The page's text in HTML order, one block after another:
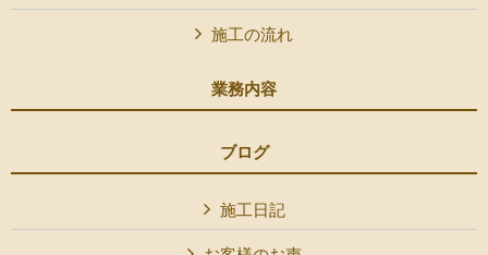
施工の流れ
業務内容
ブログ
施工日記